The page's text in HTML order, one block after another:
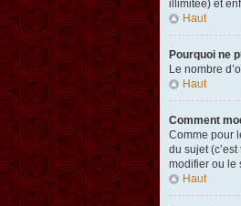
illimitée) et
Haut
Pourquoi ne
Le nombre
Haut
Comment
Comme pour
du sujet
modifier ou le
Haut